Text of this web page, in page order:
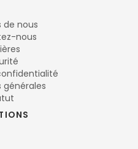
de nous
nous
générales